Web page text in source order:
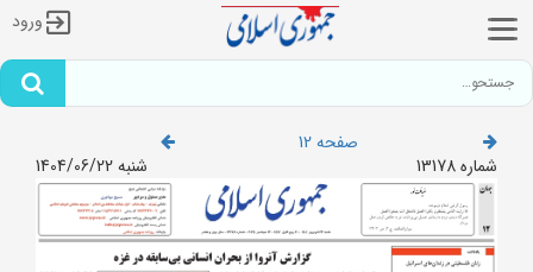
ورود
صفحه 12
شماره 13178
شنبه 1404/06/22